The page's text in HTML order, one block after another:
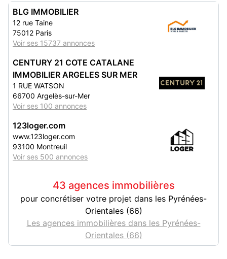
BLG IMMOBILIER
12 rue Taine
75012 Paris
Voir ses 15737 annonces
CENTURY 21 COTE CATALANE
IMMOBILIER ARGELES SUR MER
1 RUE WATSON
66700 Argelès-sur-Mer
Voir ses 100 annonces
123loger.com
www.123loger.com
93100 Montreuil
Voir ses 500 annonces
43 agences immobilières
pour concrétiser votre projet dans les Pyrénées-
Orientales (66)
Les agences immobilières dans les Pyrénées-
Orientales (66)